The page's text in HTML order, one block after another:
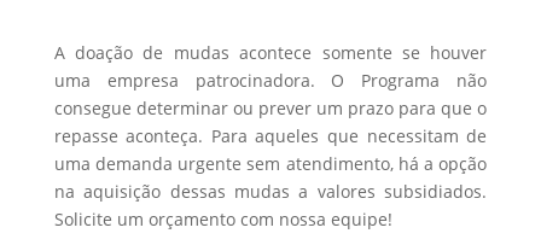
A doação de mudas acontece somente se houver
uma empresa patrocinadora. O Programa não
consegue determinar ou prever um prazo para que o
repasse aconteça. Para aqueles que necessitam de
uma demanda urgente sem atendimento, há a opção
na aquisição dessas mudas a valores subsidiados.
Solicite um orçamento com nossa equipe!